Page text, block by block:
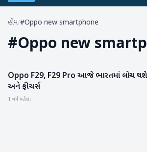
હોમ/#Oppo new smartphone
#Oppo new
ગેજેટ
Oppo F29, F29 Pro આજે ભારતમાં લોન્ચ
અને ફીચર્સ
1 વર્ષ પહેલા